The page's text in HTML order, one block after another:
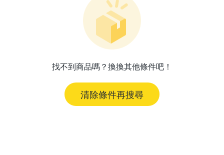
找不到商品嗎？換換其他條件吧！
清除條件再搜尋